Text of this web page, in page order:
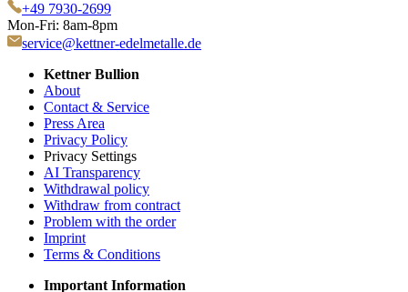
+49 7930-2699
Mon-Fri: 8am-8pm
service@kettner-edelmetalle.de
Kettner Bullion
About
Contact & Service
Press Area
Privacy Policy
Privacy Settings
AI Transparency
Withdrawal policy
Withdraw from contract
Problem with the order
Imprint
Terms & Conditions
Important Information